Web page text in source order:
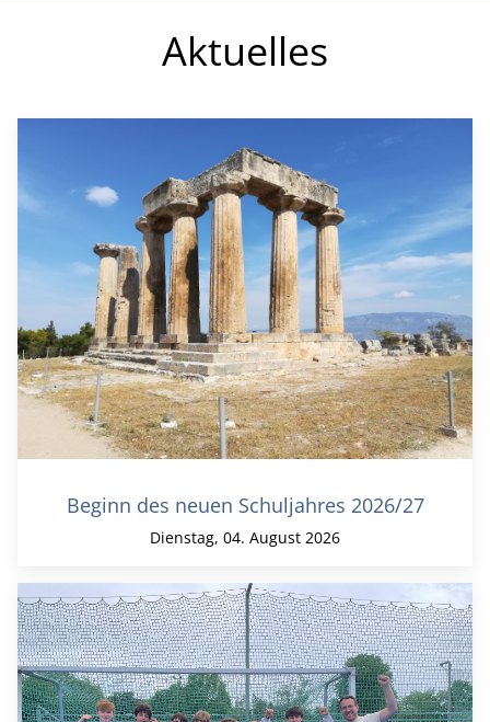
Aktuelles
Beginn des neuen Schuljahres 2026/27
Dienstag, 04. August 2026